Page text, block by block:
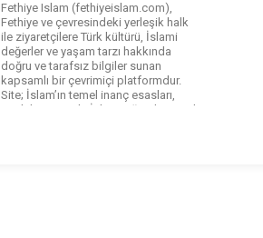
Fethiye Islam (fethiyeislam.com),
Fethiye ve çevresindeki yerleşik halk
ile ziyaretçilere Türk kültürü, İslami
değerler ve yaşam tarzı hakkında
doğru ve tarafsız bilgiler sunan
kapsamlı bir çevrimiçi platformdur.
Site; İslam’ın temel inanç esasları,
günlük yaşamda İslami öğretiler, yerel